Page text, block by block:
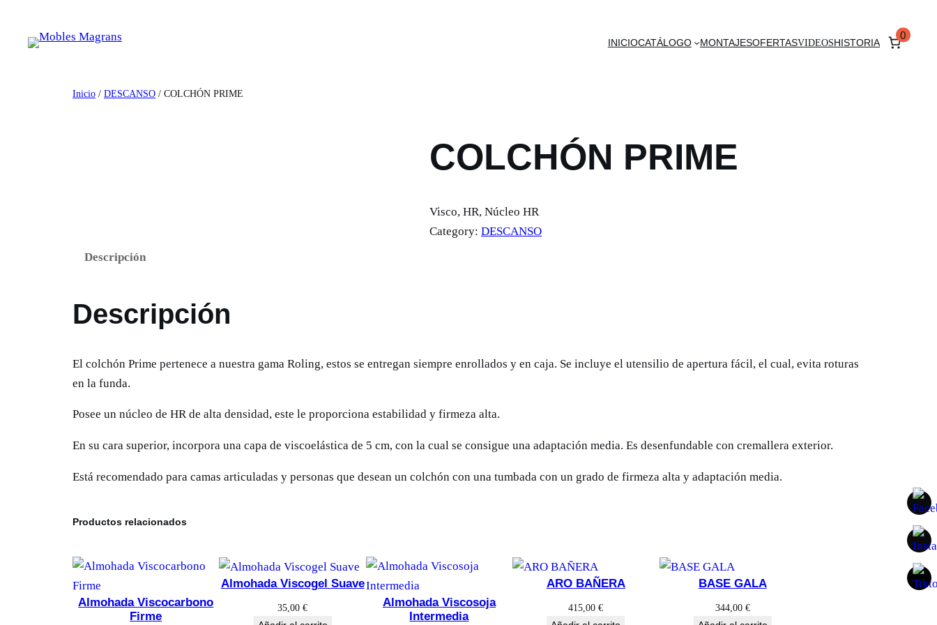
contenido
INICIOCATÁLOGO MONTAJESOFERTASVIDEOSHISTORIA
0
Inicio / DESCANSO / COLCHÓN PRIME
COLCHÓN PRIME
Visco, HR, Núcleo HR
Category: DESCANSO
Descripción
Descripción
El colchón Prime pertenece a nuestra gama Roling, estos se entregan siempre enrollados y en caja. Se incluye el utensilio de apertura fácil, el cual, evita roturas
en la funda.
Posee un núcleo de HR de alta densidad, este le proporciona estabilidad y firmeza alta.
En su cara superior, incorpora una capa de viscoelástica de 5 cm, con la cual se consigue una adaptación media. Es desenfundable con cremallera exterior.
Está recomendado para camas articuladas y personas que desean un colchón con una tumbada con un grado de firmeza alta y adaptación media.
Productos relacionados
Almohada Viscocarbono
Firme
Almohada Viscogel Suave
35,00€
Almohada Viscosoja
Intermedia
ARO BAÑERA
415,00€
BASE GALA
344,00 €